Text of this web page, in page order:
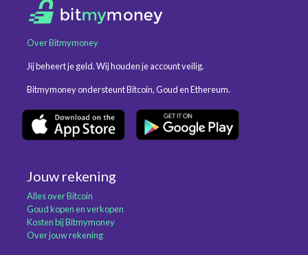
Over Bitmymoney
Jij beheert je geld. Wij houden je account veilig.
Bitmymoney ondersteunt Bitcoin, Goud en Ethereum.
Jouw rekening
Alles over Bitcoin
Goud kopen en verkopen
Kosten bij Bitmymoney
Over jouw rekening